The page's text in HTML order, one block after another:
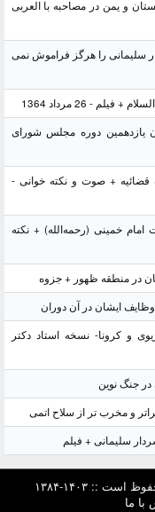
و یمن در مصاحبه با العربی
سلیمانی را هرگز فراموش نمی
- 26 مرداد 1364
یازدهمین دوره مجلس شورای
قضائیه + صوت و نکته خوانی -
خمینی (رحمه‌الله) + نکته
در منطقه ظهور + جزوه
ایشان در آن دوران
و کرونا- نسخه استاد دکتر
جنگ نوین
و مخرب تر از سلاح اتمی
سلیمانی + فیلم
:: ۱۴۰۳-۱۳۸۴
با ما